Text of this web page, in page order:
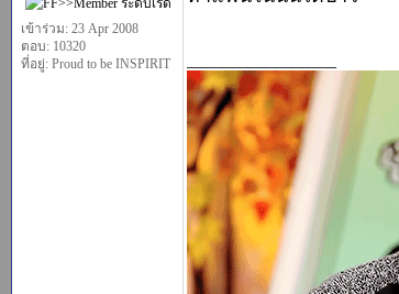
เข้าร่วม: 23 Apr 2008
ตอบ: 10320
ที่อยู่: Proud to be INSPIRIT